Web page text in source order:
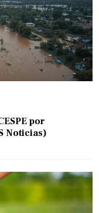
por
Noticias)